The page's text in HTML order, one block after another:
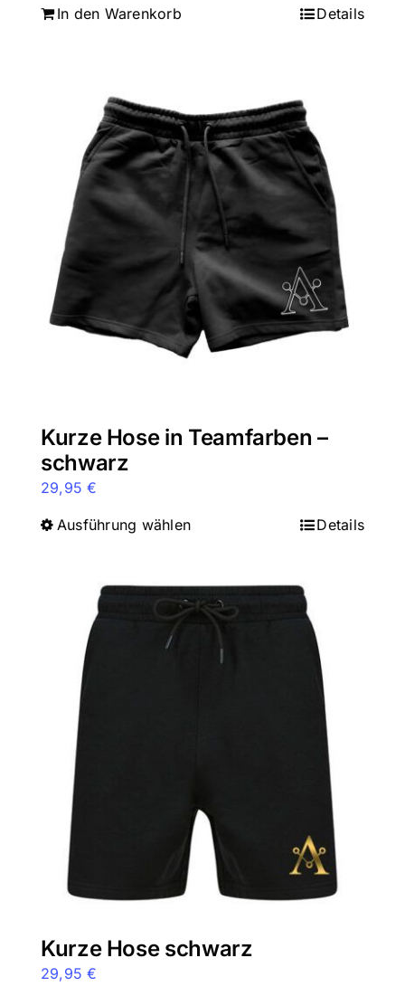
In den Warenkorb Details
Kurze Hose in Teamfarben –
schwarz
29,95€
Ausführung wählenDieses
mehrere
Varianten
gewählt
werden
Details
Kurze Hose schwarz
29,95€